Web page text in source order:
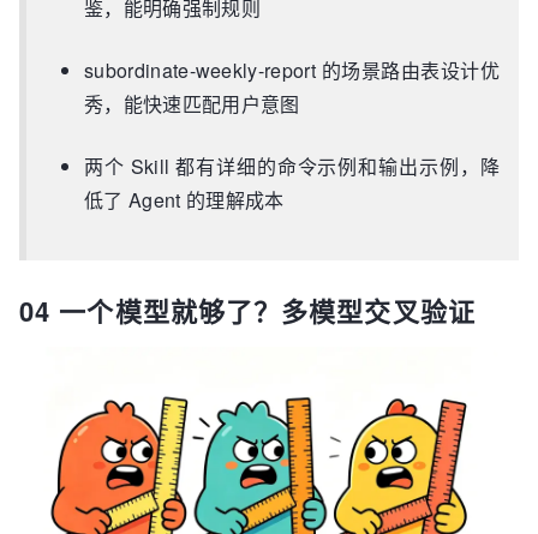
鉴，能明确强制规则
subordinate-weekly-report 的场景路由表设计优
秀，能快速匹配用户意图
两个 Skill 都有详细的命令示例和输出示例，降
低了 Agent 的理解成本
04 一个模型就够了？多模型交叉验证